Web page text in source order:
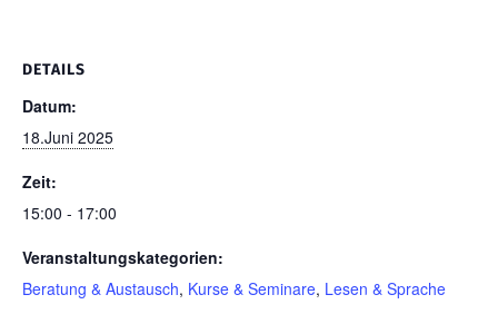
DETAILS
Datum:
18.Juni 2025
Zeit:
15:00 - 17:00
Veranstaltungskategorien:
Beratung & Austausch, Kurse & Seminare, Lesen & Sprache